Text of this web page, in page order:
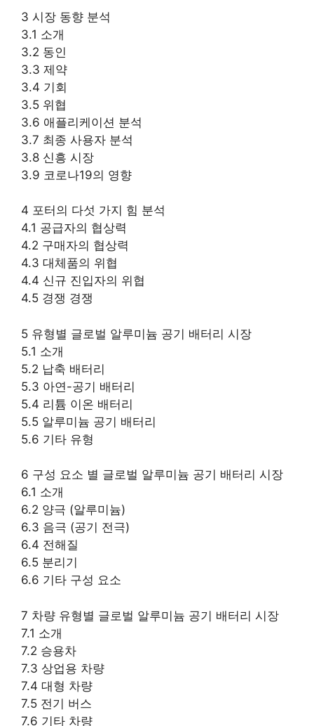
3 시장 동향 분석
3.1 소개
3.2 동인
3.3 제약
3.4 기회
3.5 위협
3.6 애플리케이션 분석
3.7 최종 사용자 분석
3.8 신흥 시장
3.9 코로나19의 영향
4 포터의 다섯 가지 힘 분석
4.1 공급자의 협상력
4.2 구매자의 협상력
4.3 대체품의 위협
4.4 신규 진입자의 위협
4.5 경쟁 경쟁
5 유형별 글로벌 알루미늄 공기 배터리 시장
5.1 소개
5.2 납축 배터리
5.3 아연-공기 배터리
5.4 리튬 이온 배터리
5.5 알루미늄 공기 배터리
5.6 기타 유형
6 구성 요소 별 글로벌 알루미늄 공기 배터리 시장
6.1 소개
6.2 양극 (알루미늄)
6.3 음극 (공기 전극)
6.4 전해질
6.5 분리기
6.6 기타 구성 요소
7 차량 유형별 글로벌 알루미늄 공기 배터리 시장
7.1 소개
7.2 승용차
7.3 상업용 차량
7.4 대형 차량
7.5 전기 버스
7.6 기타 차량